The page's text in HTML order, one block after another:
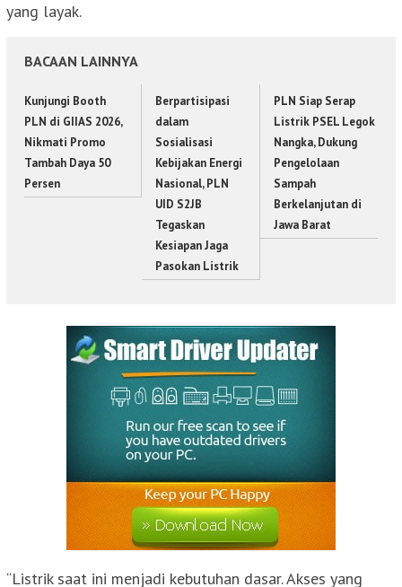
yang layak.
BACAAN LAINNYA
Kunjungi Booth
PLN di GIIAS 2026,
Nikmati Promo
Tambah Daya 50
Persen
Berpartisipasi
dalam
Sosialisasi
Kebijakan Energi
Nasional, PLN
UID S2JB
Tegaskan
Kesiapan Jaga
Pasokan Listrik
PLN Siap Serap
Listrik PSEL Legok
Nangka, Dukung
Pengelolaan
Sampah
Berkelanjutan di
Jawa Barat
“Listrik saat ini menjadi kebutuhan dasar. Akses yang